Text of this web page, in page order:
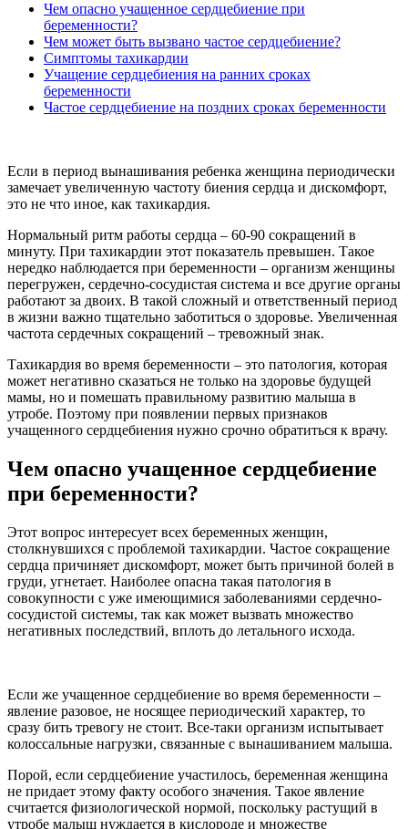
Чем опасно учащенное сердцебиение при
беременности?
Чем может быть вызвано частое сердцебиение?
Симптомы тахикардии
Учащение сердцебиения на ранних сроках
беременности
Частое сердцебиение на поздних сроках беременности
Если в период вынашивания ребенка женщина периодически
замечает увеличенную частоту биения сердца и дискомфорт,
это не что иное, как тахикардия.
Нормальный ритм работы сердца – 60-90 сокращений в
минуту. При тахикардии этот показатель превышен. Такое
нередко наблюдается при беременности – организм женщины
перегружен, сердечно-сосудистая система и все другие органы
работают за двоих. В такой сложный и ответственный период
в жизни важно тщательно заботиться о здоровье. Увеличенная
частота сердечных сокращений – тревожный знак.
Тахикардия во время беременности – это патология, которая
может негативно сказаться не только на здоровье будущей
мамы, но и помешать правильному развитию малыша в
утробе. Поэтому при появлении первых признаков
учащенного сердцебиения нужно срочно обратиться к врачу.
Чем опасно учащенное сердцебиение
при беременности?
Этот вопрос интересует всех беременных женщин,
столкнувшихся с проблемой тахикардии. Частое сокращение
сердца причиняет дискомфорт, может быть причиной болей в
груди, угнетает. Наиболее опасна такая патология в
совокупности с уже имеющимися заболеваниями сердечно-
сосудистой системы, так как может вызвать множество
негативных последствий, вплоть до летального исхода.
Если же учащенное сердцебиение во время беременности –
явление разовое, не носящее периодический характер, то
сразу бить тревогу не стоит. Все-таки организм испытывает
колоссальные нагрузки, связанные с вынашиванием малыша.
Порой, если сердцебиение участилось, беременная женщина
не придает этому факту особого значения. Такое явление
считается физиологической нормой, поскольку растущий в
утробе малыш нуждается в кислороде и множестве